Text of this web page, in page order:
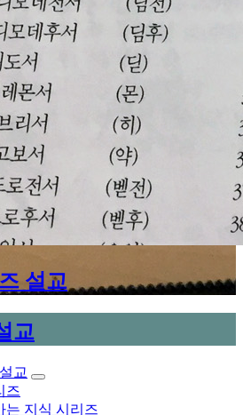
설교
교
교
즈
는 지식 시리즈